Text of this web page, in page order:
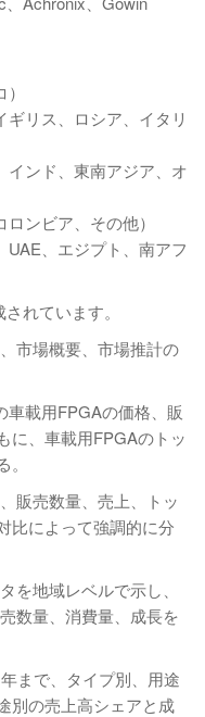
リス、ロシア、イタリ
インド、東南アジア、オ
ンビア、その他）
、エジプト、南アフ
れています。
市場概要、市場推計の
車載用FPGAの価格、販
に、車載用FPGAのトッ
販売数量、売上、トッ
比によって強調的に分
を地域レベルで示し、
数量、消費量、成長を
まで、タイプ別、用途
別の売上高シェアと成